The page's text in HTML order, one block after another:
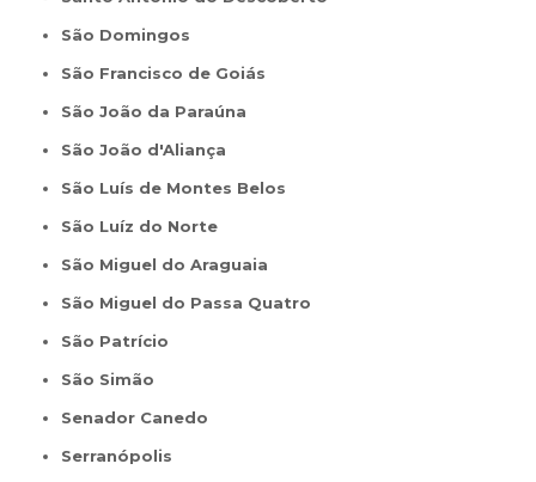
São Domingos
São Francisco de Goiás
São João da Paraúna
São João d'Aliança
São Luís de Montes Belos
São Luíz do Norte
São Miguel do Araguaia
São Miguel do Passa Quatro
São Patrício
São Simão
Senador Canedo
Serranópolis